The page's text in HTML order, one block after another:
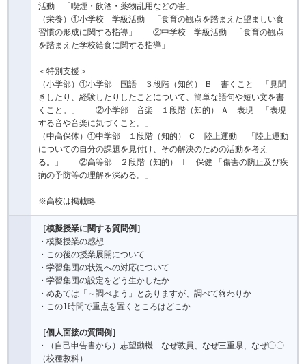
活動 「喫煙・飲酒・薬物乱用などの害」
（栄養）①小学校 学級活動 「食育の観点を踏まえた望ましい食
習慣の形成に関する指導」 ②中学校 学級活動 「食育の観点
を踏まえた学校給食に関する指導」
＜特別支援＞
（小学部）①小学部 国語 ３段階（知的） Ｂ 書くこと 「見聞
きしたり、経験したりしたことについて、簡単な語句や短い文を書
くこと。」 ②小学部 音楽 １段階（知的） Ａ 表現 「表現
する音や音楽に気づくこと。」
（中高保体）①中学部 １段階（知的） Ｃ 陸上運動 「陸上運動
についての自分の課題を見付け、その解決のための活動を考え
る。」 ②高等部 ２段階（知的） Ｉ 保健 「傷害の防止及び疾
病の予防等の理解を深める。」
※高校は掲載略
［模擬授業に関する質問例］
・模擬授業の感想
・この後の授業展開について
・学習集団の状況への対応について
・学習集団の設定をどう生かしたか
・めあては「～調べよう」とありますが、調べて終わりか
・この1時間で重点を置くところはどこか
［個人面接の質問例］
・（自己申告書から）志望動機－なぜ教員、なぜ三重県、なぜ〇〇
（校種教科）